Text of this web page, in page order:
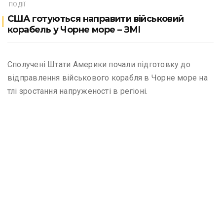
ПОДІЇ
США готуються направити військовий
корабель у Чорне море – ЗМІ
Сполучені Штати Америки почали підготовку до
відправлення військового корабля в Чорне море на
тлі зростання напруженості в регіоні.